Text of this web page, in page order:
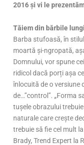
2016 și vi le
Tăiem din bărbile lungi
Barba stufoasă, în
moartă și-ngropată,
Domnului, vor spune
ridicol dacă porți așa
înlocuită de o versiune
de…”control”. „Forma
tușele obrazului
naturale care crește
trebuie să fie cel mult
Brady, Trend Expert la